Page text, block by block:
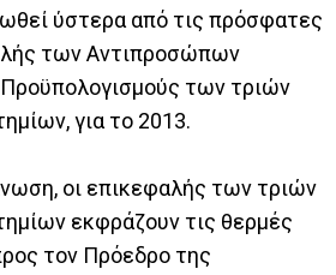
ύστερα από τις πρόσφατες
των Αντιπροσώπων
των τριών
για το 2013.
οι επικεφαλής των τριών
εκφράζουν τις θερμές
τον Πρόεδρο της